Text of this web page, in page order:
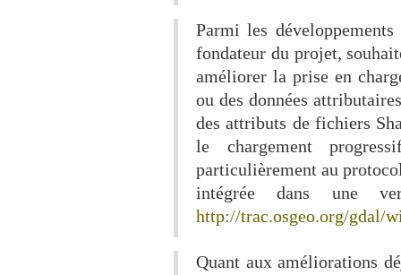
Parmi les
fondateur du projet,
améliorer la prise en
ou des données
des attributs de fichiers
le chargement
particulièrement au
intégrée dans une
http://trac.osgeo.org/gdal/
Quant aux améliorations